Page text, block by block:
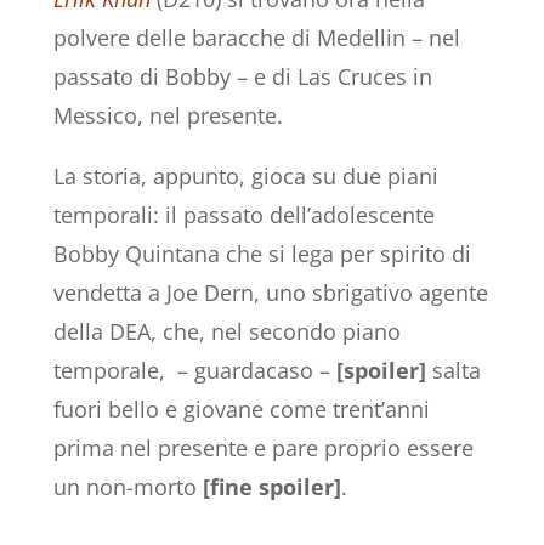
polvere delle baracche di Medellin – nel
passato di Bobby – e di Las Cruces in
Messico, nel presente.
La storia, appunto, gioca su due piani
temporali: il passato dell’adolescente
Bobby Quintana che si lega per spirito di
vendetta a Joe Dern, uno sbrigativo agente
della DEA, che, nel secondo piano
temporale, – guardacaso – [spoiler] salta
fuori bello e giovane come trent’anni
prima nel presente e pare proprio essere
un non-morto [fine spoiler].